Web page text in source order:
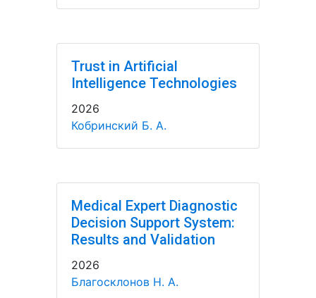
Trust in Artificial
Intelligence Technologies
2026
Кобринский Б. А.
Medical Expert Diagnostic
Decision Support System:
Results and Validation
2026
Благосклонов Н. А.